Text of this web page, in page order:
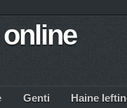
Genti Haine